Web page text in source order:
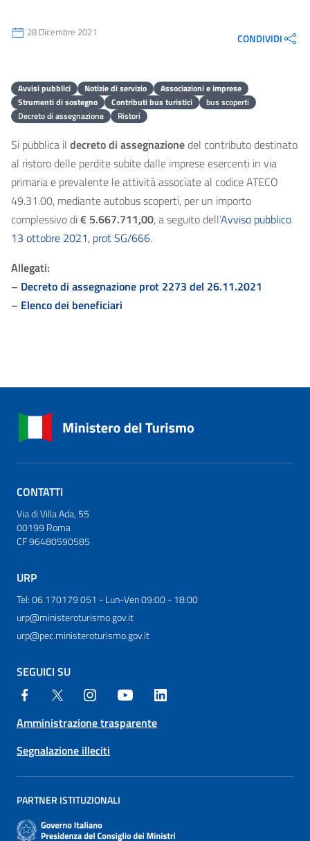
28 Dicembre 2021 CONDIVIDI
Avvisi pubblici Notizie di servizio
Associazioni e imprese
Strumenti di sostegno
Contributi bus turistici
bus scoperti
Decreto di assegnazione
Ristori
Si pubblica il decreto di assegnazionedel contributo destinato
al ristoro delle perdite subite dalle imprese esercenti in via
primaria e prevalente le attività associate al codice ATECO
49.31.00, mediante autobus scoperti, per un importo
complessivo di€ 5.667.711,00, a seguito dell’Avviso pubblico
13 ottobre 2021, prot SG/666.
Allegati:
– Decreto di assegnazione prot 2273 del 26.11.2021
– Elenco dei beneficiari
CONTATTI
Via di Villa Ada, 55
00199 Roma
CF 96480590585
URP
Tel: 06.170179 051 - Lun-Ven 09:00 - 18:00
urp@ministeroturismo.gov.it
urp@pec.ministeroturismo.gov.it
SEGUICI SU
Amministrazione trasparente
Segnalazione illeciti
PARTNER ISTITUZIONALI